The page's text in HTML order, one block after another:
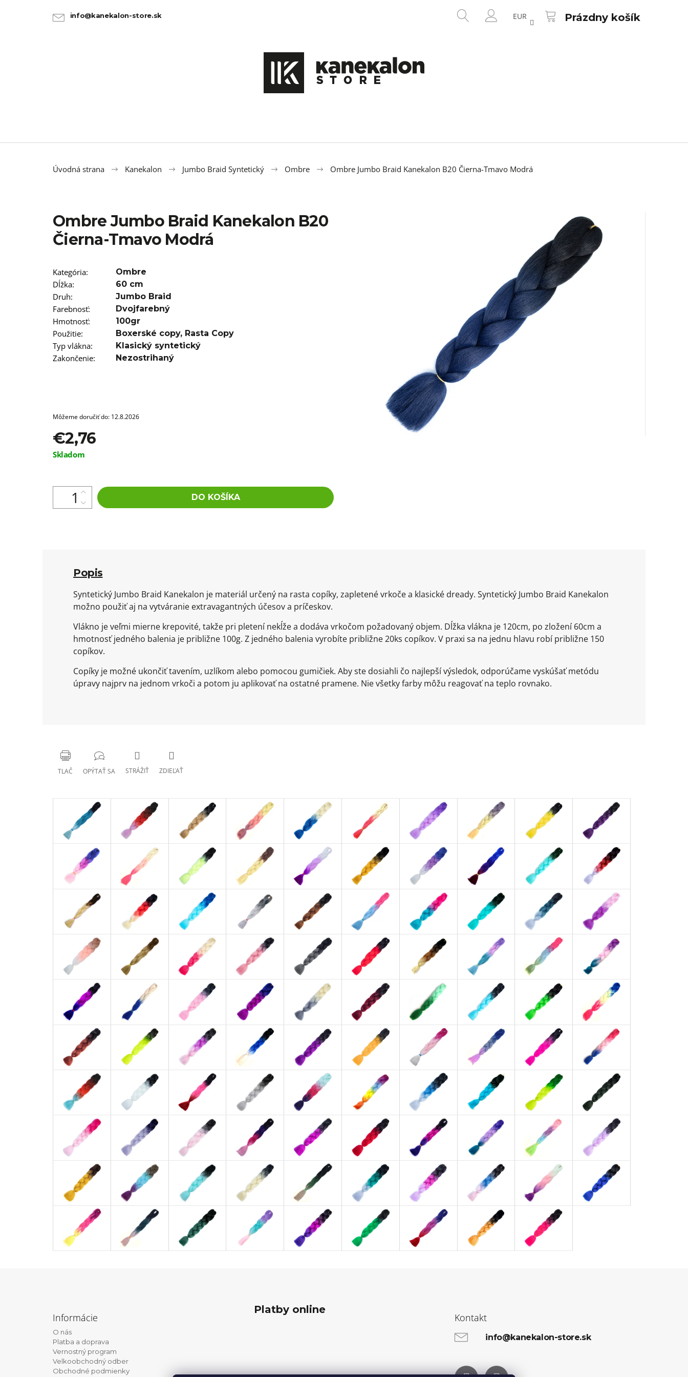
info@kanekalon-store.sk
HĽADAŤ
PRIHLÁSENIE
EUR NÁKUPNÝ
KOŠÍK
Prázdny košík
Úvodná strana Kanekalon Jumbo Braid Syntetický Ombre Ombre Jumbo Braid Kanekalon B20 Čierna-Tmavo Modrá
Ombre Jumbo Braid Kanekalon B20
Čierna-Tmavo Modrá
Kategória: Ombre
Dĺžka: 60 cm
Druh: Jumbo Braid
Farebnosť: Dvojfarebný
Hmotnosť: 100gr
Použitie: Boxerské copy, Rasta Copy
Typ vlákna: Klasický syntetický
Zakončenie: Nezostrihaný
Môžeme doručiť do: 12.8.2026
€2,76
Jednotková
Skladom
DO KOŠÍKA
Popis
Syntetický Jumbo Braid Kanekalon je materiál určený na rasta copíky, zapletené vrkoče a klasické dready. Syntetický Jumbo Braid Kanekalon
možno použiť aj na vytváranie extravagantných účesov a príčeskov.
Vlákno je veľmi mierne krepovité, takže pri pletení nekĺže a dodáva vrkočom požadovaný objem. Dĺžka vlákna je 120cm, po zložení 60cm a
hmotnosť jedného balenia je približne 100g. Z jedného balenia vyrobíte približne 20ks copíkov. V praxi sa na jednu hlavu robí približne 150
copíkov.
Copíky je možné ukončiť tavením, uzlíkom alebo pomocou gumičiek. Aby ste dosiahli čo najlepší výsledok, odporúčame vyskúšať metódu
úpravy najprv na jednom vrkoči a potom ju aplikovať na ostatné pramene. Nie všetky farby môžu reagovať na teplo rovnako.
TLAČ OPÝTAŤ SA STRÁŽIŤ ZDIEĽAŤ
SPÄŤ
SPÄŤ
Čo potrebujete nájsť?
100% JUMBO BRAID ZOSTRIHANÝ 1B
€4,76
Pôvodne:€6,76
100% JUMBO BRAID KANEKALON XXL 60
Informácie
O nás
Platba a doprava
Vernostný program
Velkoobchodný odber
Obchodné podmienky
Platby online
Kontakt
info@kanekalon-store.sk